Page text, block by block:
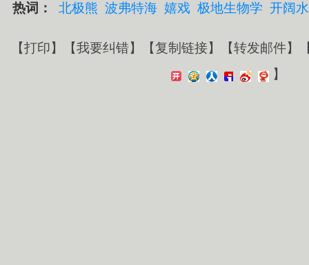
热词： 北极熊 波弗特海 嬉戏 极地生物学 开阔
【打印】【我要纠错】【复制链接】【转发邮件】
】